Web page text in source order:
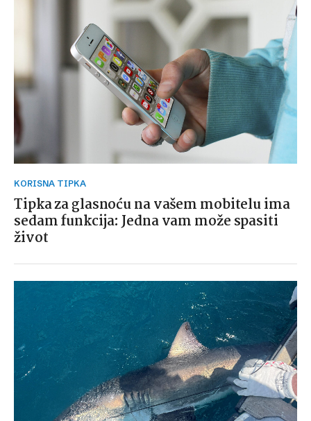
KORISNA TIPKA
Tipka za glasnoću na vašem mobitelu ima
sedam funkcija: Jedna vam može spasiti
život